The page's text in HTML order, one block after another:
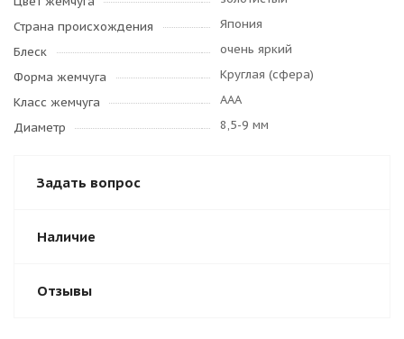
Страна происхождения
Япония
Блеск
очень яркий
Форма жемчуга
Круглая (сфера)
Класс жемчуга
AAA
Диаметр
8,5-9 мм
Задать вопрос
Наличие
Отзывы